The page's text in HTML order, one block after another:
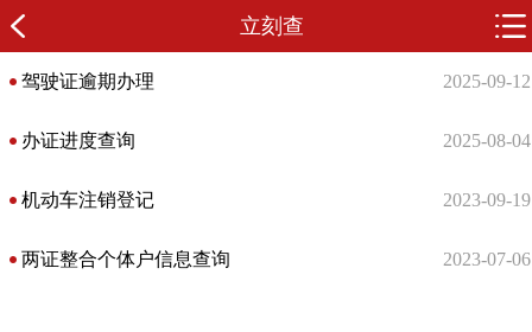
立刻查
驾驶证逾期办理 2025-09-12
办证进度查询 2025-08-04
机动车注销登记 2023-09-19
两证整合个体户信息查询 2023-07-06